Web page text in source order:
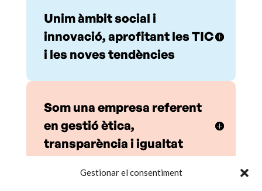
Gestionar el consentiment
Unim àmbit social i
innovació, aprofitant les TIC
i les noves tendències
Som una empresa referent
en gestió ètica,
transparència i igualtat